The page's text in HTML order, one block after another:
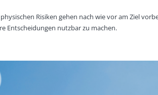
Risiken gehen nach wie vor am Ziel
Entscheidungen nutzbar zu machen.